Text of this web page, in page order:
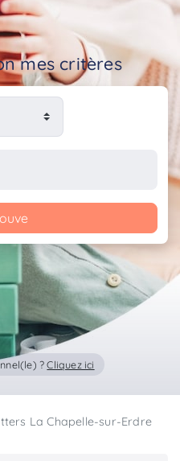
mes critères
?Cliquez ici
La Chapelle-sur-Erdre